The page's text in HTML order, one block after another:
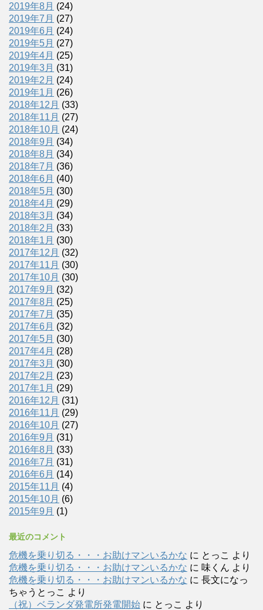
2019年8月 (24)
2019年7月 (27)
2019年6月 (24)
2019年5月 (27)
2019年4月 (25)
2019年3月 (31)
2019年2月 (24)
2019年1月 (26)
2018年12月 (33)
2018年11月 (27)
2018年10月 (24)
2018年9月 (34)
2018年8月 (34)
2018年7月 (36)
2018年6月 (40)
2018年5月 (30)
2018年4月 (29)
2018年3月 (34)
2018年2月 (33)
2018年1月 (30)
2017年12月 (32)
2017年11月 (30)
2017年10月 (30)
2017年9月 (32)
2017年8月 (25)
2017年7月 (35)
2017年6月 (32)
2017年5月 (30)
2017年4月 (28)
2017年3月 (30)
2017年2月 (23)
2017年1月 (29)
2016年12月 (31)
2016年11月 (29)
2016年10月 (27)
2016年9月 (31)
2016年8月 (33)
2016年7月 (31)
2016年6月 (14)
2015年11月 (4)
2015年10月 (6)
2015年9月 (1)
最近のコメント
危機を乗り切る・・・お助けマンいるかな に とっこ より
危機を乗り切る・・・お助けマンいるかな に 味くん より
危機を乗り切る・・・お助けマンいるかな に 長文になっ
ちゃうとっこ より
（祝）ベランダ発電所発電開始 に とっこ より